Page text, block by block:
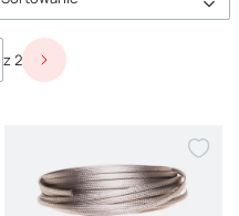
z 2 Następne produkty